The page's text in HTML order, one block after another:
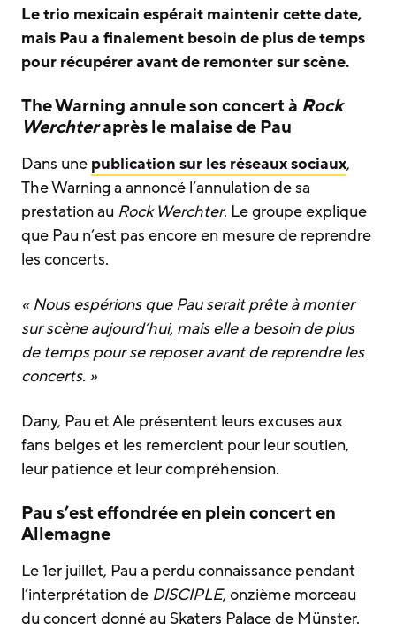
Le trio mexicain espérait maintenir cette date,
mais Pau a finalement besoin de plus de temps
pour récupérer avant de remonter sur scène.
The Warning annule son concert à Rock
Werchteraprès le malaise de Pau
Dans une publication sur les réseaux sociaux,
The Warning a annoncé l’annulation de sa
prestation au Rock Werchter. Le groupe explique
que Pau n’est pas encore en mesure de reprendre
les concerts.
« Nous espérions que Pau serait prête à monter
sur scène aujourd’hui, mais elle a besoin de plus
de temps pour se reposer avant de reprendre les
concerts. »
Dany, Pau et Ale présentent leurs excuses aux
fans belges et les remercient pour leur soutien,
leur patience et leur compréhension.
Pau s’est effondrée en plein concert en
Allemagne
Le 1er juillet, Pau a perdu connaissance pendant
l’interprétation de DISCIPLE, onzième morceau
du concert donné au Skaters Palace de Münster.